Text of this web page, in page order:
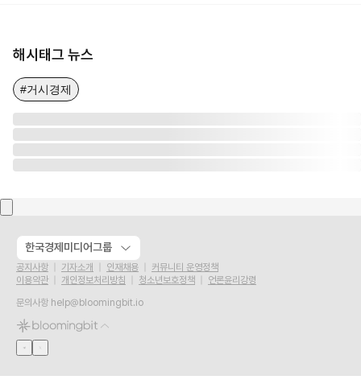
해시태그 뉴스
#거시경제
한국경제미디어그룹
공지사항 기자소개 인재채용
커뮤니티 운영정책
이용약관
개인정보처리방침 청소년보호정책
언론윤리강령
문의사항 help@bloomingbit.io